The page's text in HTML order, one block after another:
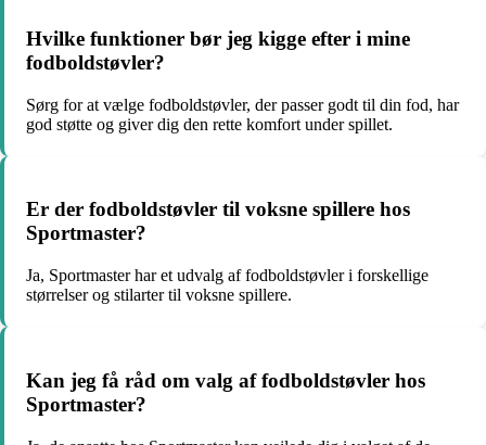
Hvilke funktioner bør jeg kigge efter i mine
fodboldstøvler?
Sørg for at vælge fodboldstøvler, der passer godt til din fod, har
god støtte og giver dig den rette komfort under spillet.
Er der fodboldstøvler til voksne spillere hos
Sportmaster?
Ja, Sportmaster har et udvalg af fodboldstøvler i forskellige
størrelser og stilarter til voksne spillere.
Kan jeg få råd om valg af fodboldstøvler hos
Sportmaster?